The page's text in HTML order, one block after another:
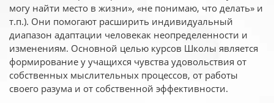
могу найти место в жизни», «не понимаю, что делать» и
т.п.). Они помогают расширить индивидуальный
диапазон адаптации человекак неопределенности и
изменениям. Основной целью курсов Школы является
формирование у учащихся чувства удовольствия от
собственных мыслительных процессов, от работы
своего разума и от собственной эффективности.